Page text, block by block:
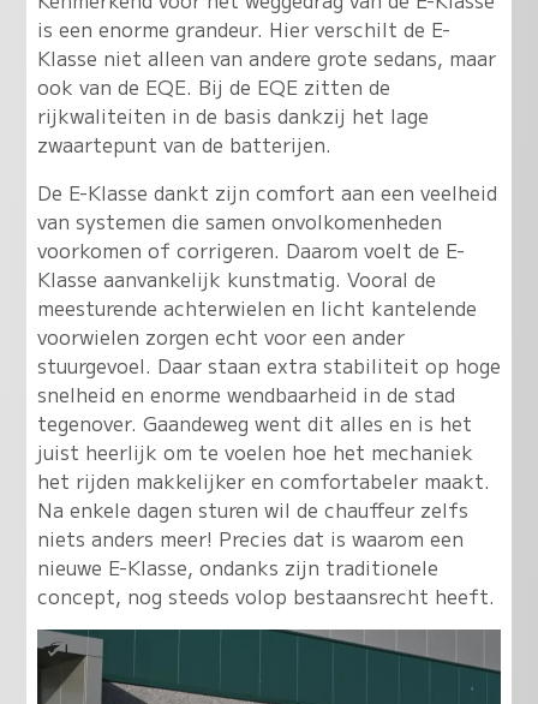
is een enorme grandeur. Hier verschilt de E-
Klasse niet alleen van andere grote sedans, maar
ook van de EQE. Bij de EQE zitten de
rijkwaliteiten in de basis dankzij het lage
zwaartepunt van de batterijen.
De E-Klasse dankt zijn comfort aan een veelheid
van systemen die samen onvolkomenheden
voorkomen of corrigeren. Daarom voelt de E-
Klasse aanvankelijk kunstmatig. Vooral de
meesturende achterwielen en licht kantelende
voorwielen zorgen echt voor een ander
stuurgevoel. Daar staan extra stabiliteit op hoge
snelheid en enorme wendbaarheid in de stad
tegenover. Gaandeweg went dit alles en is het
juist heerlijk om te voelen hoe het mechaniek
het rijden makkelijker en comfortabeler maakt.
Na enkele dagen sturen wil de chauffeur zelfs
niets anders meer! Precies dat is waarom een
nieuwe E-Klasse, ondanks zijn traditionele
concept, nog steeds volop bestaansrecht heeft.